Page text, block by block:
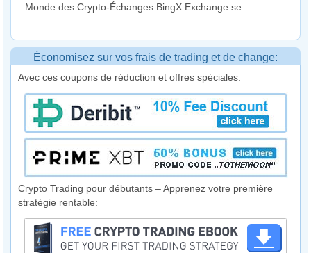
Monde des Crypto-Échanges BingX Exchange se…
Économisez sur vos frais de trading et de change:
Avec ces coupons de réduction et offres spéciales.
Crypto Trading pour débutants – Apprenez votre première
stratégie rentable: